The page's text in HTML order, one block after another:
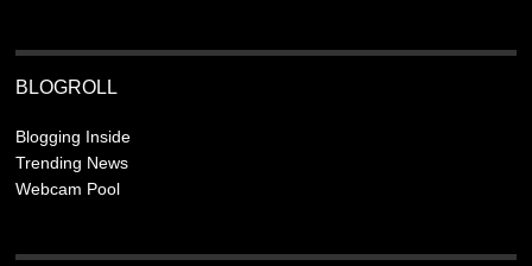
BLOGROLL
Blogging Inside
Trending News
Webcam Pool